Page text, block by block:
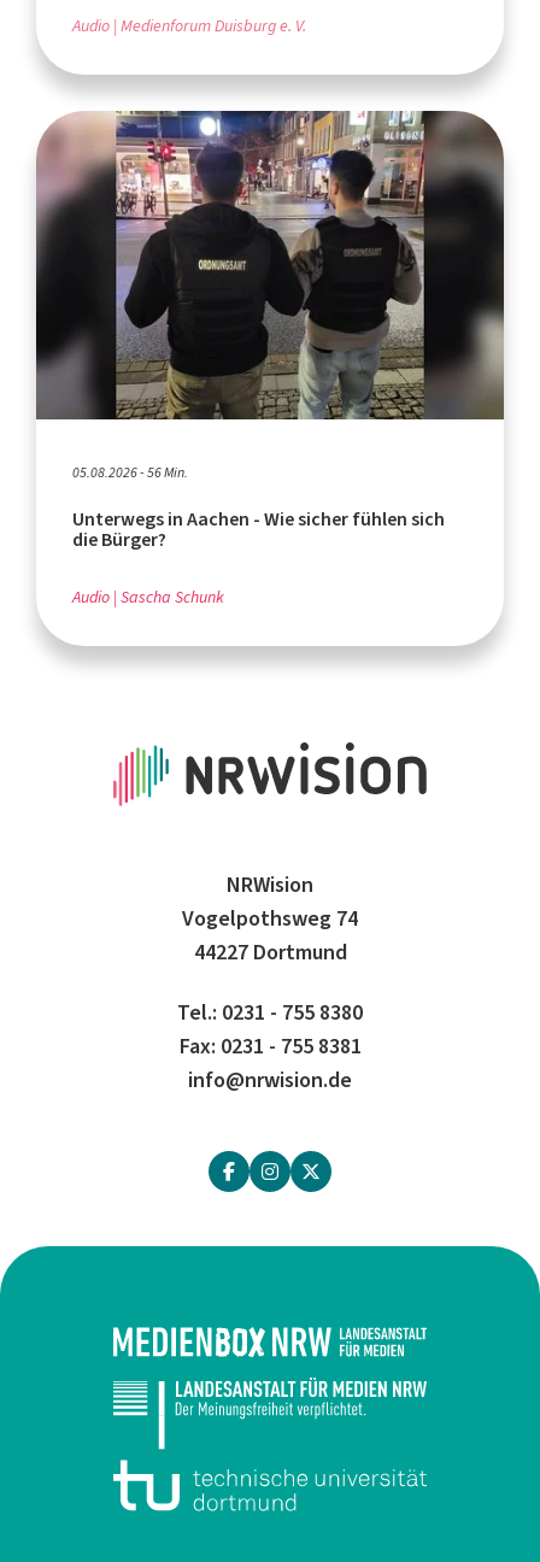
Audio Medienforum Duisburg e. V.
05.08.2026 - 56 Min.
Unterwegs in Aachen - Wie sicher fühlen sich
die Bürger?
Audio Sascha Schunk
NRWision
Vogelpothsweg 74
44227 Dortmund
Tel.: 0231 - 755 8380
Fax: 0231 - 755 8381
info@nrwision.de